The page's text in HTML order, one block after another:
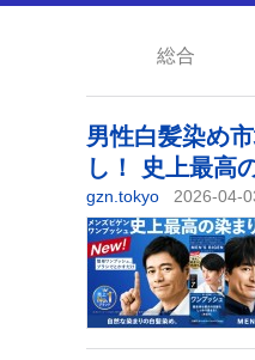
総合
男性白髪染め
し！ 史上最高
gzn.tokyo 2026-04-